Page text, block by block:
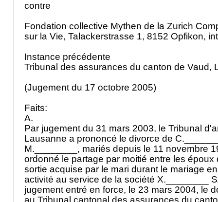
contre
Fondation collective Mythen de la Zurich
sur la Vie, Talackerstrasse 1, 8152 Opfikon,
Instance précédente
Tribunal des assurances du canton de Vaud,
(Jugement du 17 octobre 2005)
Faits:
A.
Par jugement du 31 mars 2003, le Tribunal
Lausanne a prononcé le divorce de
M.________, mariés depuis le 11 novembre
ordonné le partage par moitié entre les époux
sortie acquise par le mari durant le mariage
activité au service de la société X.________
jugement entré en force, le 23 mars 2004, le
au Tribunal cantonal des assurances du